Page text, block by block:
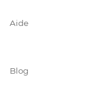
Aide
Blog